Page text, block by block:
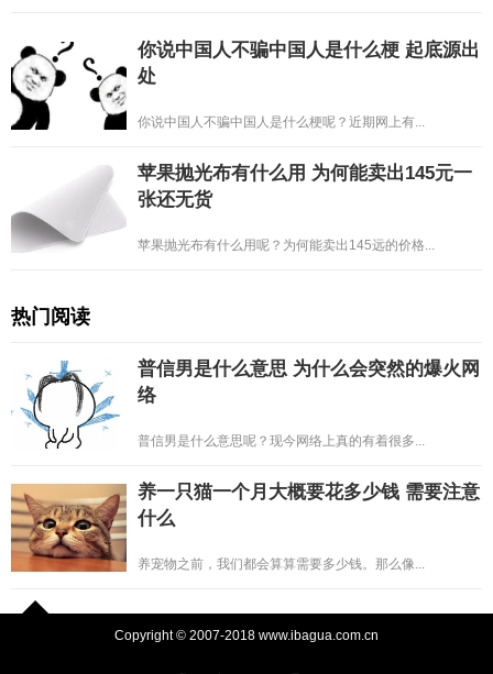
你说中国人不骗中国人是什么梗 起底源出
处
你说中国人不骗中国人是什么梗呢？近期网上有...
苹果抛光布有什么用 为何能卖出145元一
张还无货
苹果抛光布有什么用呢？为何能卖出145远的价格...
热门阅读
普信男是什么意思 为什么会突然的爆火网
络
普信男是什么意思呢？现今网络上真的有着很多...
养一只猫一个月大概要花多少钱 需要注意
什么
养宠物之前，我们都会算算需要多少钱。那么像...
Copyright © 2007-2018 www.ibagua.com.cn